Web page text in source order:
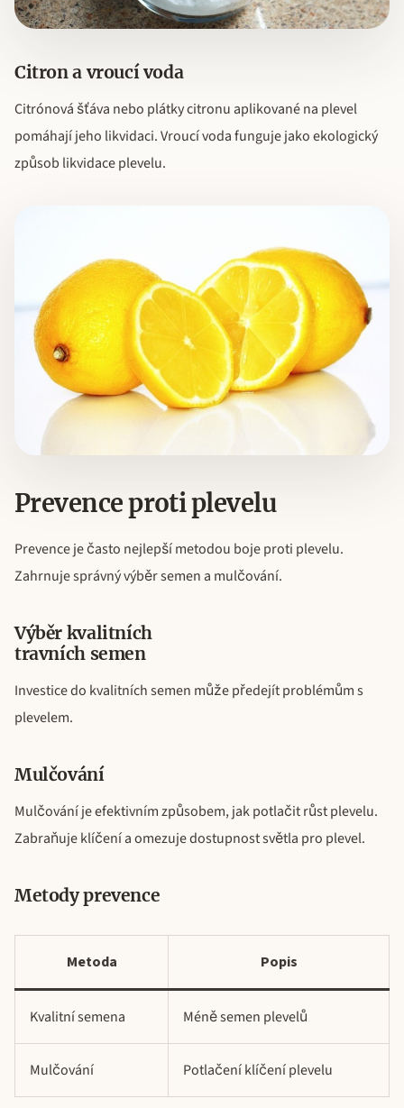
Citron a vroucí voda
Citrónová šťáva nebo plátky citronu aplikované na plevel
pomáhají jeho likvidaci. Vroucí voda funguje jako ekologický
způsob likvidace plevelu.
Prevence proti plevelu
Prevence je často nejlepší metodou boje proti plevelu.
Zahrnuje správný výběr semen a mulčování.
Výběr kvalitních
travních semen
Investice do kvalitních semen může předejít problémům s
plevelem.
Mulčování
Mulčování je efektivním způsobem, jak potlačit růst plevelu.
Zabraňuje klíčení a omezuje dostupnost světla pro plevel.
Metody prevence
Metoda Popis
Kvalitní semena Méně semen plevelů
Mulčování Potlačení klíčení plevelu